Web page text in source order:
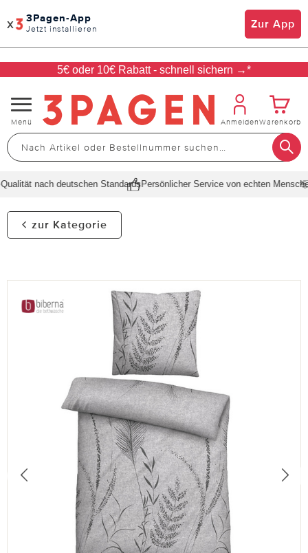
x 3Pagen-App
Jetzt installieren Zur App
5€ oder 10€ Rabatt - schnell sichern →*
Navigation
umschalten
Menü AnmeldenWarenkorb
nach deutschen StandardsPersönlicher Service von echten Menschen
zur Kategorie